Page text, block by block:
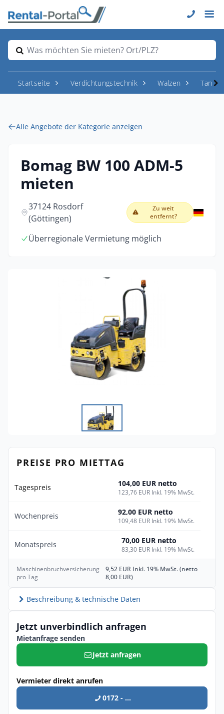
Was möchten Sie mieten? Ort/PLZ?
Startseite Verdichtungstechnik Walzen
Alle Angebote der Kategorie anzeigen
Bomag BW 100 ADM-5
mieten
37124 Rosdorf
(Göttingen)
Zu weit
entfernt?
Überregionale Vermietung möglich
PREISE PRO MIETTAG
Tagespreis 104,00 EUR netto
123,76 EUR Inkl. 19% MwSt.
Wochenpreis 92,00 EUR netto
109,48 EUR Inkl. 19% MwSt.
Monatspreis 70,00 EUR netto
83,30 EUR Inkl. 19% MwSt.
Maschinenbruchversicherung
pro Tag
9,52 EUR Inkl. 19% MwSt. (netto
8,00 EUR)
Beschreibung & technische Daten
Jetzt unverbindlich anfragen
Mietanfrage senden
Jetzt anfragen
Vermieter direkt anrufen
0172 - ...